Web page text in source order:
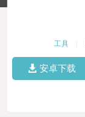
工具
安卓下载